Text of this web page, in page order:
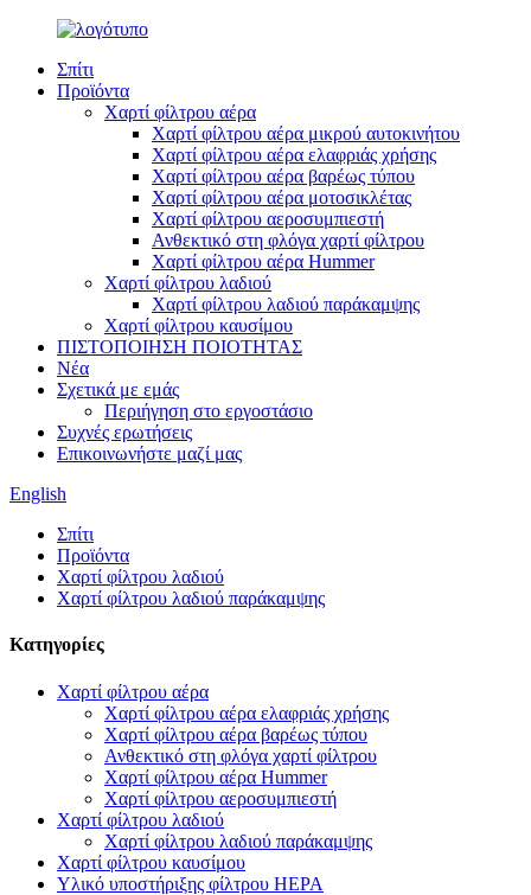
Σπίτι
Προϊόντα
Χαρτί φίλτρου αέρα
Χαρτί φίλτρου αέρα μικρού αυτοκινήτου
Χαρτί φίλτρου αέρα ελαφριάς χρήσης
Χαρτί φίλτρου αέρα βαρέως τύπου
Χαρτί φίλτρου αέρα μοτοσικλέτας
Χαρτί φίλτρου αεροσυμπιεστή
Ανθεκτικό στη φλόγα χαρτί φίλτρου
Χαρτί φίλτρου αέρα Hummer
Χαρτί φίλτρου λαδιού
Χαρτί φίλτρου λαδιού παράκαμψης
Χαρτί φίλτρου καυσίμου
ΠΙΣΤΟΠΟΙΗΣΗ ΠΟΙΟΤΗΤΑΣ
Νέα
Σχετικά με εμάς
Περιήγηση στο εργοστάσιο
Συχνές ερωτήσεις
Επικοινωνήστε μαζί μας
English
Σπίτι
Προϊόντα
Χαρτί φίλτρου λαδιού
Χαρτί φίλτρου λαδιού παράκαμψης
Κατηγορίες
Χαρτί φίλτρου αέρα
Χαρτί φίλτρου αέρα ελαφριάς χρήσης
Χαρτί φίλτρου αέρα βαρέως τύπου
Ανθεκτικό στη φλόγα χαρτί φίλτρου
Χαρτί φίλτρου αέρα Hummer
Χαρτί φίλτρου αεροσυμπιεστή
Χαρτί φίλτρου λαδιού
Χαρτί φίλτρου λαδιού παράκαμψης
Χαρτί φίλτρου καυσίμου
Υλικό υποστήριξης φίλτρου HEPA